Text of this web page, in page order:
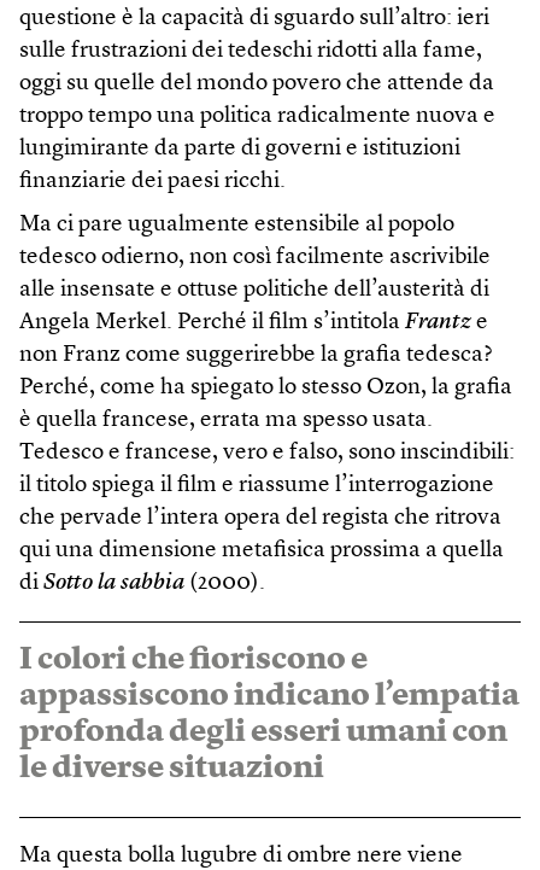
questione è la capacità di sguardo sull’altro: ieri
sulle frustrazioni dei tedeschi ridotti alla fame,
oggi su quelle del mondo povero che attende da
troppo tempo una politica radicalmente nuova e
lungimirante da parte di governi e istituzioni
finanziarie dei paesi ricchi.
Ma ci pare ugualmente estensibile al popolo
tedesco odierno, non così facilmente ascrivibile
alle insensate e ottuse politiche dell’austerità di
Angela Merkel. Perché il film s’intitola Frantze
non Franz come suggerirebbe la grafia tedesca?
Perché, come ha spiegato lo stesso Ozon, la grafia
è quella francese, errata ma spesso usata.
Tedesco e francese, vero e falso, sono inscindibili:
il titolo spiega il film e riassume l’interrogazione
che pervade l’intera opera del regista che ritrova
qui una dimensione metafisica prossima a quella
di Sotto la sabbia (2000).
I colori che fioriscono e
appassiscono indicano l’empatia
profonda degli esseri umani con
le diverse situazioni
Ma questa bolla lugubre di ombre nere viene